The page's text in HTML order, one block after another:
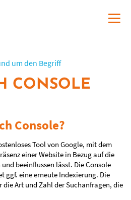
um den Begriff
CONSOLE
Console?
Tool von Google, mit dem
einer Website in Bezug auf die
beeinflussen lässt. Die Console
ggf. eine erneute Indexierung. Die
die Art und Zahl der Suchanfragen, die